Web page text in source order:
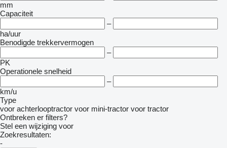
mm
Capaciteit
–
ha/uur
Benodigde trekkervermogen
–
PK
Operationele snelheid
–
km/u
Type
voor achterlooptractor voor mini-tractor voor tractor
Ontbreken er filters?
Stel een wijziging voor
Zoekresultaten:
-